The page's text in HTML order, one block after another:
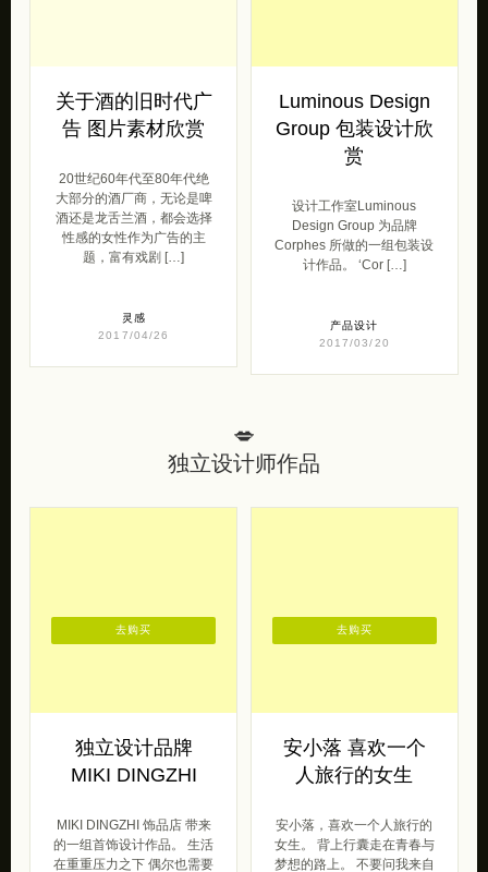
关于酒的旧时代广
告 图片素材欣赏
20世纪60年代至80年代绝
大部分的酒厂商，无论是啤
酒还是龙舌兰酒，都会选择
性感的女性作为广告的主
题，富有戏剧 […]
灵感
2017/04/26
Luminous Design
Group 包装设计欣
赏
设计工作室Luminous
Design Group 为品牌
Corphes 所做的一组包装设
计作品。 ‘Cor […]
产品设计
2017/03/20
💋
独立设计师作品
独立设计品牌
MIKI DINGZHI
MIKI DINGZHI 饰品店 带来
的一组首饰设计作品。 生活
在重重压力之下 偶尔也需要
去购买
安小落 喜欢一个
人旅行的女生
安小落，喜欢一个人旅行的
女生。 背上行囊走在青春与
梦想的路上。 不要问我来自
去购买